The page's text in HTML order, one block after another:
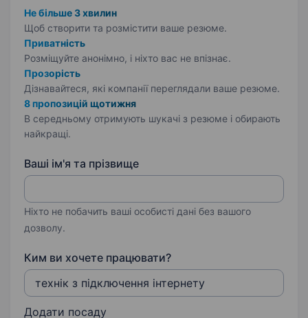
Не більше 3 хвилин
Щоб створити та розмістити ваше резюме.
Приватність
Розміщуйте анонімно, і ніхто вас не впізнає.
Прозорість
Дізнавайтеся, які компанії переглядали ваше резюме.
8 пропозицій щотижня
В середньому отримують шукачі з резюме і обирають
найкращі.
Ваші ім'я та прізвище
Ніхто не побачить ваші особисті дані без вашого
дозволу.
Ким ви хочете працювати?
Додати посаду